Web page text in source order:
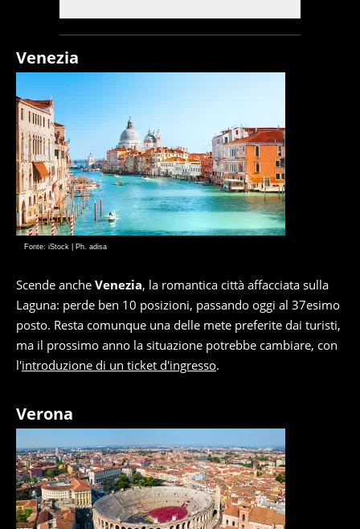
Venezia
Fonte: iStock | Ph. adisa
Scende anche Venezia, la romantica città affacciata sulla
Laguna: perde ben 10 posizioni, passando oggi al 37esimo
posto. Resta comunque una delle mete preferite dai turisti,
ma il prossimo anno la situazione potrebbe cambiare, con
l'introduzione di un ticket d'ingresso.
Verona